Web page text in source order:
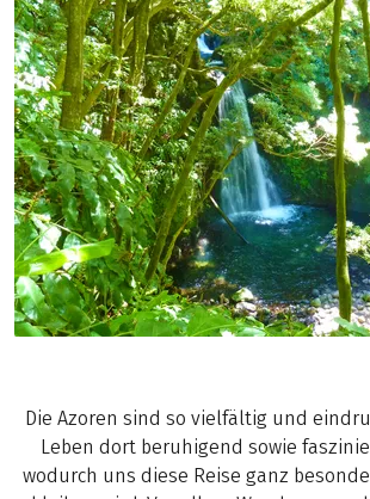
Die Azoren sind so vielfältig und
Leben dort beruhigend sowie
wodurch uns diese Reise ganz